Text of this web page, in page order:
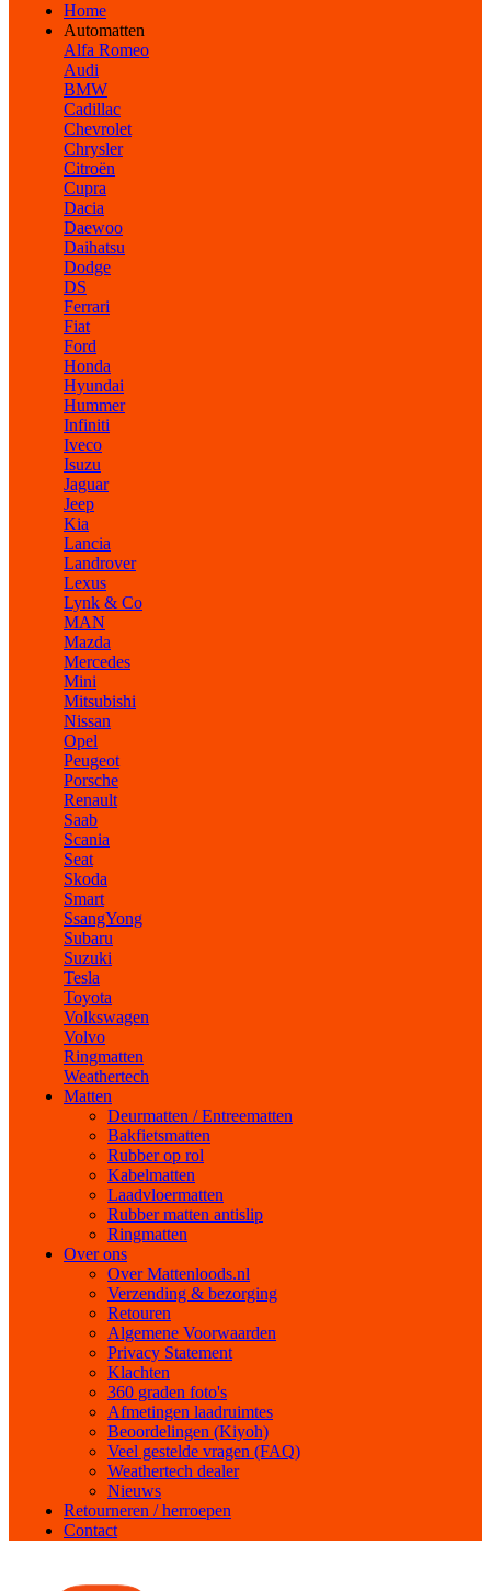
Home
Automatten
Alfa Romeo
Audi
BMW
Cadillac
Chevrolet
Chrysler
Citroën
Cupra
Dacia
Daewoo
Daihatsu
Dodge
DS
Ferrari
Fiat
Ford
Honda
Hyundai
Hummer
Infiniti
Iveco
Isuzu
Jaguar
Jeep
Kia
Lancia
Landrover
Lexus
Lynk & Co
MAN
Mazda
Mercedes
Mini
Mitsubishi
Nissan
Opel
Peugeot
Porsche
Renault
Saab
Scania
Seat
Skoda
Smart
SsangYong
Subaru
Suzuki
Tesla
Toyota
Volkswagen
Volvo
Ringmatten
Weathertech
Matten
Deurmatten / Entreematten
Bakfietsmatten
Rubber op rol
Kabelmatten
Laadvloermatten
Rubber matten antislip
Ringmatten
Over ons
Over Mattenloods.nl
Verzending & bezorging
Retouren
Algemene Voorwaarden
Privacy Statement
Klachten
360 graden foto's
Afmetingen laadruimtes
Beoordelingen (Kiyoh)
Veel gestelde vragen (FAQ)
Weathertech dealer
Nieuws
Retourneren / herroepen
Contact